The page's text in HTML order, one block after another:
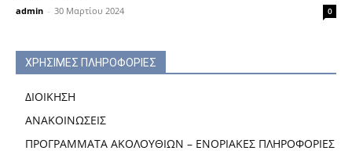
admin - 30 Μαρτίου 2024 0
ΧΡΗΣΙΜΕΣ ΠΛΗΡΟΦΟΡΙΕΣ
ΔΙΟΙΚΗΣΗ
ΑΝΑΚΟΙΝΩΣΕΙΣ
ΠΡΟΓΡΑΜΜΑΤΑ ΑΚΟΛΟΥΘΙΩΝ – ΕΝΟΡΙΑΚΕΣ ΠΛΗΡΟΦΟΡΙΕΣ